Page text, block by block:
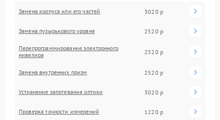
Замена корпуса или его частей 3020 р
Замена пузырькового уровня 2520 р
Перепрограммирование электронного
нивелира
2520 р
Замена внутренних призм 2520 р
Устранение запотевания оптики 3020 р
Проверка точности измерений 1220 р